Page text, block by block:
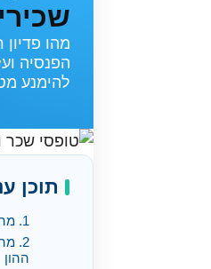
הפנסיה
להימנע
תוכן
1. מהו פדיון רעיוני ולמה הוא בכלל נדרש
ההון